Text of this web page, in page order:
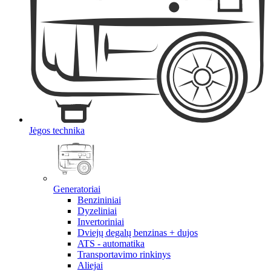
Jėgos technika
Generatoriai
Benzininiai
Dyzeliniai
Invertoriniai
Dviejų degalų benzinas + dujos
ATS - automatika
Transportavimo rinkinys
Aliejai